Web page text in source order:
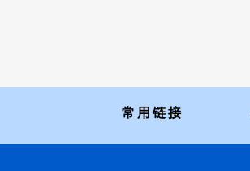
常用链接